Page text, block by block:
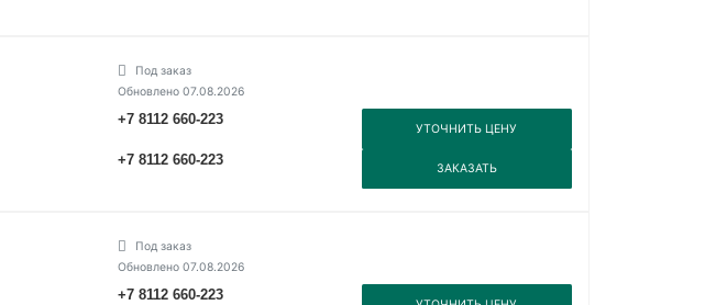
Под заказ
Обновлено 07.08.2026
+7 8112 660-223
УТОЧНИТЬ ЦЕНУ
+7 8112 660-223
ЗАКАЗАТЬ
Под заказ
Обновлено 07.08.2026
+7 8112 660-223